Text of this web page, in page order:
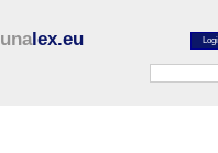
unalex.eu